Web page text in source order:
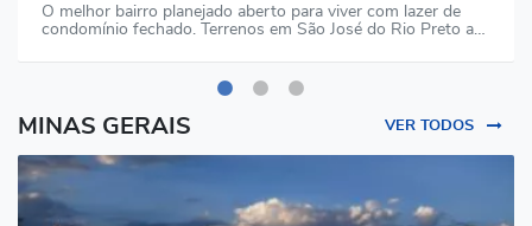
O melhor bairro planejado aberto para viver com lazer de
condomínio fechado. Terrenos em São José do Rio Preto a…
MINAS GERAIS VER TODOS